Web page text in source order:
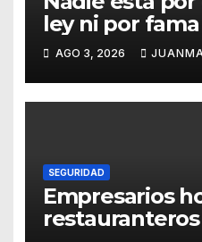
ley ni por
afirmó titular de
AGO 3, 2026
SEGURIDAD
Empresarios